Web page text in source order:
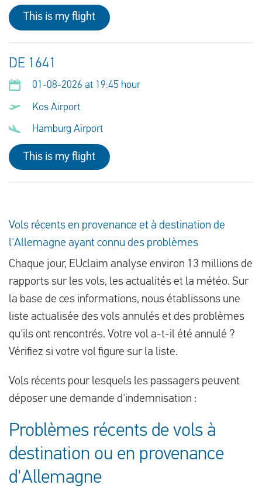
This is my flight
DE 1641
01-08-2026 at 19:45 hour
Kos Airport
Hamburg Airport
This is my flight
Vols récents en provenance et à destination de
l'Allemagne ayant connu des problèmes
Chaque jour, EUclaim analyse environ 13 millions de
rapports sur les vols, les actualités et la météo. Sur
la base de ces informations, nous établissons une
liste actualisée des vols annulés et des problèmes
qu'ils ont rencontrés. Votre vol a-t-il été annulé ?
Vérifiez si votre vol figure sur la liste.
Vols récents pour lesquels les passagers peuvent
déposer une demande d'indemnisation :
Problèmes récents de vols à
destination ou en provenance
d'Allemagne